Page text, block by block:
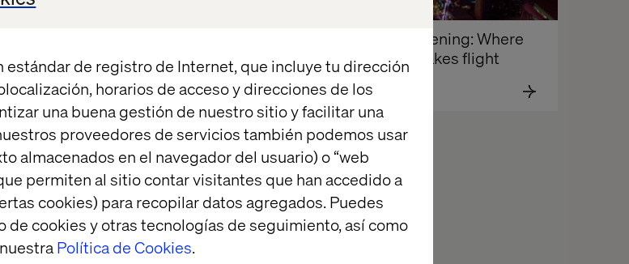
de registro de Internet, que incluye tu dirección
horarios de acceso y direcciones de los
una buena gestión de nuestro sitio y facilitar una
proveedores de servicios también podemos usar
almacenados en el navegador del usuario) o “web
permiten al sitio contar visitantes que han accedido a
cookies) para recopilar datos agregados. Puedes
de cookies y otras tecnologías de seguimiento, así como
Política de Cookies.
RuPaul's Drag Race LIVE!
Elevation Evening: Where
innovation takes flight
Cloud
Google Cloud's industry leading technology.